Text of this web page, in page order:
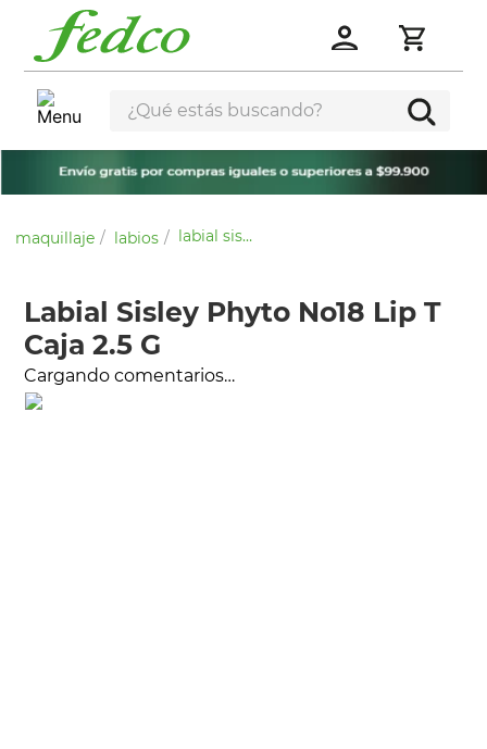
¿Qué estás buscando?
maquillaje labios labial sisley phyto no18 lip t caja 2.5 g
Labial Sisley Phyto No18 Lip T
Caja 2.5 G
Cargando comentarios…